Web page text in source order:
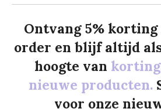
Ontvang 5% korting
order en blijf altijd
hoogte van
nieuwe producten.
voor onze